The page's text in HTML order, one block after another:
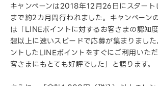
キャンペーンは2018年12月26日にスター
まで約2カ月間行われました。キャンペーン
は「LINEポイントに対するお客さまの認知
想以上に速いスピードで応募が集まりまし
ントしたLINEポイントをすぐにご利用いた
客さまにもとても好評でした」と語ります。